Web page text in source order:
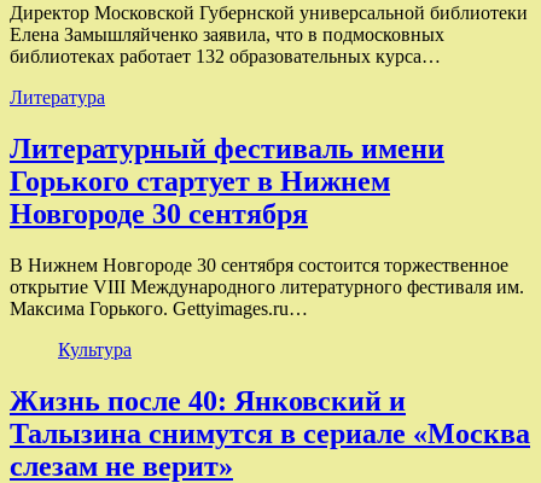
Директор Московской Губернской универсальной библиотеки
Елена Замышляйченко заявила, что в подмосковных
библиотеках работает 132 образовательных курса…
Литература
Литературный фестиваль имени
Горького стартует в Нижнем
Новгороде 30 сентября
В Нижнем Новгороде 30 сентября состоится торжественное
открытие VIII Международного литературного фестиваля им.
Максима Горького. Gettyimages.ru…
Культура
Жизнь после 40: Янковский и
Талызина снимутся в сериале «Москва
слезам не верит»